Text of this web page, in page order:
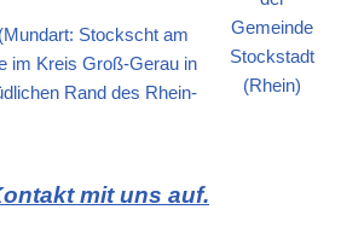
(Mundart: Stockscht am
im Kreis Groß-Gerau in
Rand des Rhein-
mit uns auf.